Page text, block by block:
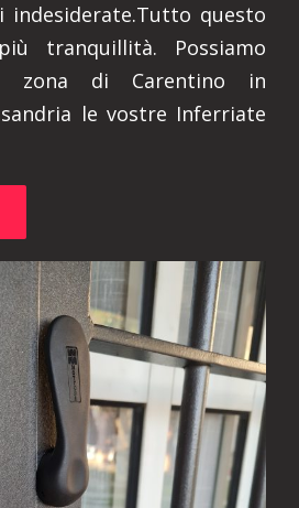
questo
tranquillità. Possiamo
zona di Carentino in
le vostre Inferriate